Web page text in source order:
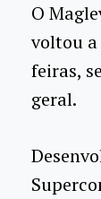
O
voltou a
feiras,
geral.